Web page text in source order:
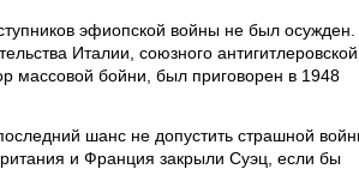
эфиопской войны не был осужден.
Италии, союзного антигитлеровской
массовой бойни, был приговорен в 1948
шанс не допустить страшной
и Франция закрыли Суэц, если бы